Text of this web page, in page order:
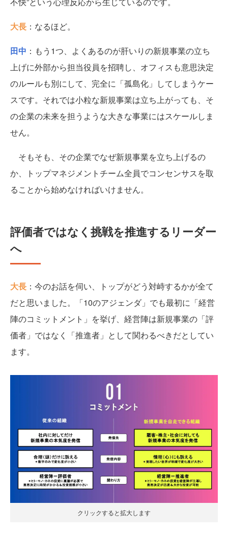
大長 ：なるほど。
田中 ：もう1つ、よくあるのが肝いりの新規事業の立ち
上げに外部から担当役員を招聘し、オフィスも意思決定
のルールも別にして、完全に「孤島化」してしまうケー
スです。それでは小粒な新規事業は立ち上がっても、そ
の企業の未来を担うような大きな事業にはスケールしま
せん。
そもそも、その企業でなぜ新規事業を立ち上げるの
か、トップマネジメントチーム全員でコンセンサスを取
ることから始めなければいけません。
評価者ではなく挑戦を推進するリーダー
へ
大長 ：今のお話を伺い、トップがどう対峙するかが全て
だと思いました。「10のアジェンダ」でも最初に「経営
陣のコミットメント」を挙げ、経営陣は新規事業の「評
価者」ではなく「推進者」として関わるべきだとしてい
ます。
クリックすると拡大します